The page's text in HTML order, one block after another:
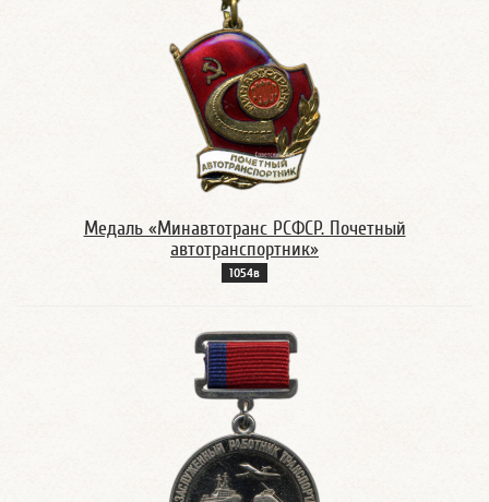
Медаль «Минавтотранс РСФСР. Почетный
автотранспортник»
1054в